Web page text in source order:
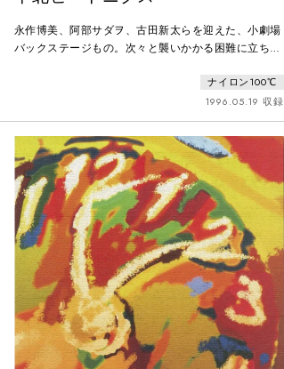
永作博美、阿部サダヲ、古田新太らを迎えた、小劇場
バックステージもの。次々と襲いかかる困難に立ち向
は、後に様々なエピゴーネンを生み出すことになっ
た。2036年、東京。21世紀の演劇人たち4人がバーに
集い、90年代に演劇野郎だったという老マスター（廣
川三憲）の回顧話を一晩中聞くことに。話の舞台は
1996年の下北沢。劇団“下北ビートニク”の新人スタ
ッフとして
ナイロン100℃
1996.05.19 収録